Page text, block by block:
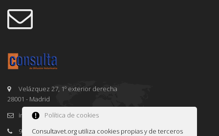
Velázquez 27, 1º exterior derecha
28001 - Madrid
info@consultavet.org
91 995 38 25
Política de cookies
Consultavet.org utiliza cookies propias y de terceros